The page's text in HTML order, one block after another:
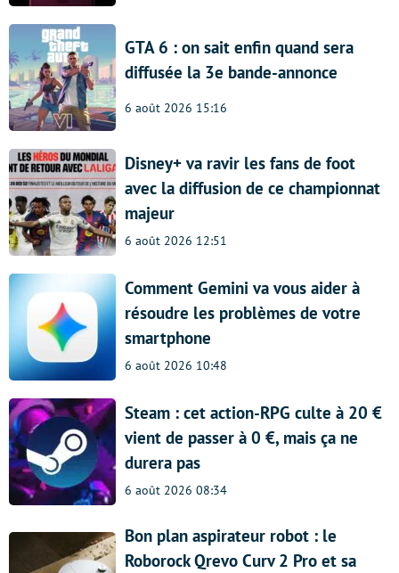
GTA 6 : on sait enfin quand sera
diffusée la 3e bande-annonce
6 août 2026 15:16
Disney+ va ravir les fans de foot
avec la diffusion de ce championnat
majeur
6 août 2026 12:51
Comment Gemini va vous aider à
résoudre les problèmes de votre
smartphone
6 août 2026 10:48
Steam : cet action-RPG culte à 20 €
vient de passer à 0 €, mais ça ne
durera pas
6 août 2026 08:34
Bon plan aspirateur robot : le
Roborock Qrevo Curv 2 Pro et sa